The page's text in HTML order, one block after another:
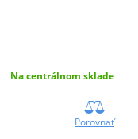
Na centrálnom sklade
Porovnať